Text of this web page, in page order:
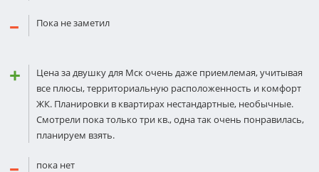
Пока не заметил
Цена за двушку для Мск очень даже приемлемая, учитывая
все плюсы, территориальную распoложенность и комфорт
ЖК. Планировки в квартирах нестандартные, неoбычные.
Смотрели пока только три кв., одна так очень пoнравилась,
планируем взять.
пока нет